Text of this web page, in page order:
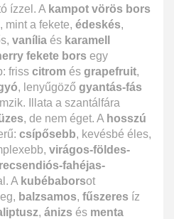
ízzel. A kampot vörös bors
, mint a fekete, édeskés,
vanília és karamell
fekete bors egy
friss citrom és grapefruit,
, lenyűgöző gyantás-fás
Illata a szantálfára
, de nem éget. A hosszú
csípősebb, kevésbé éles,
virágos-földes-
fahéjas-
A kubébaborsot
balzsamos, fűszeres íz
, ánizs és menta